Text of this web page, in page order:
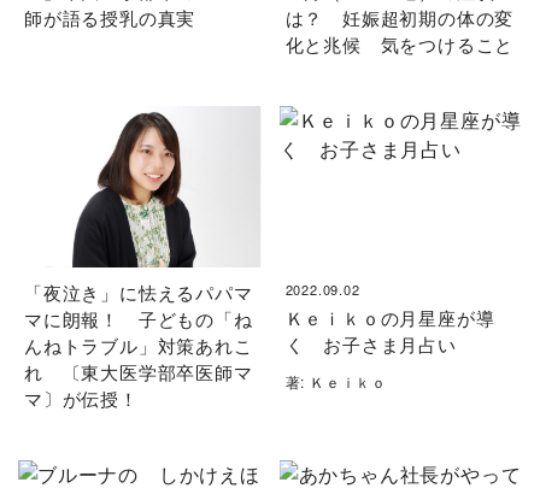
師が語る授乳の真実
は？ 妊娠超初期の体の変
化と兆候 気をつけること
「夜泣き」に怯えるパパマ
マに朗報！ 子どもの「ね
んねトラブル」対策あれこ
れ 〔東大医学部卒医師マ
マ〕が伝授！
2022.09.02
Ｋｅｉｋｏの月星座が導
く お子さま月占い
著: Ｋｅｉｋｏ